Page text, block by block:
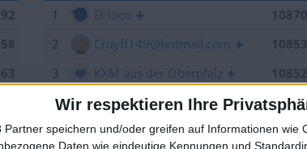
Wir respektieren Ihre
Partner speichern und/oder greifen auf Informationen wie
Daten wie eindeutige Kennungen und
1
El-loco
2
Cruyff149@hotmail.com
3
KXM aus der Oberpfalz
4
LA.VIDA.LOCA
5
EnzRRh